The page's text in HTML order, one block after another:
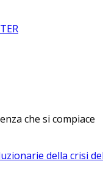
che si compiace
della crisi